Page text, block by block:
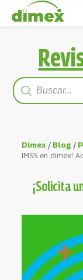
Dimex / Blog /
IMSS en dimex!
¡Solicita